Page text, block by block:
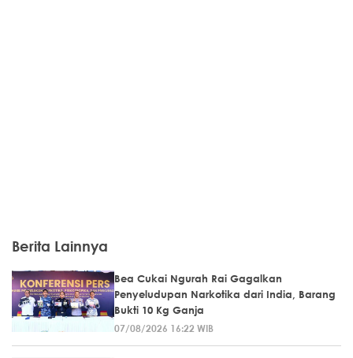
Berita Lainnya
Bea Cukai Ngurah Rai Gagalkan
Penyeludupan Narkotika dari India, Barang
Bukti 10 Kg Ganja
07/08/2026 16:22 WIB